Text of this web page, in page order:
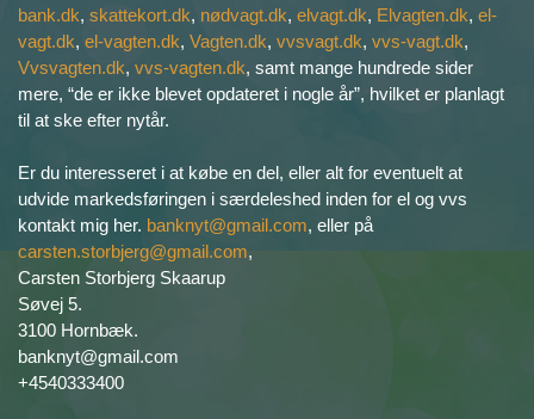
bank.dk, skattekort.dk, nødvagt.dk, elvagt.dk, Elvagten.dk, el-
vagt.dk, el-vagten.dk, Vagten.dk, vvsvagt.dk, vvs-vagt.dk,
Vvsvagten.dk, vvs-vagten.dk, samt mange hundrede sider
mere, “de er ikke blevet opdateret i nogle år”, hvilket er planlagt
til at ske efter nytår.
Er du interesseret i at købe en del, eller alt for eventuelt at
udvide markedsføringen i særdeleshed inden for el og vvs
kontakt mig her. banknyt@gmail.com, eller på
carsten.storbjerg@gmail.com,
Carsten Storbjerg Skaarup
Søvej 5.
3100 Hornbæk.
banknyt@gmail.com
+4540333400